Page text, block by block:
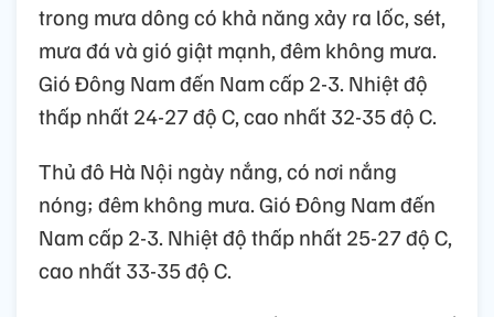
trong mưa dông có khả năng xảy ra lốc, sét,
mưa đá và gió giật mạnh, đêm không mưa.
Gió Đông Nam đến Nam cấp 2-3. Nhiệt độ
thấp nhất 24-27 độ C, cao nhất 32-35 độ C.
Thủ đô Hà Nội ngày nắng, có nơi nắng
nóng; đêm không mưa. Gió Đông Nam đến
Nam cấp 2-3. Nhiệt độ thấp nhất 25-27 độ C,
cao nhất 33-35 độ C.